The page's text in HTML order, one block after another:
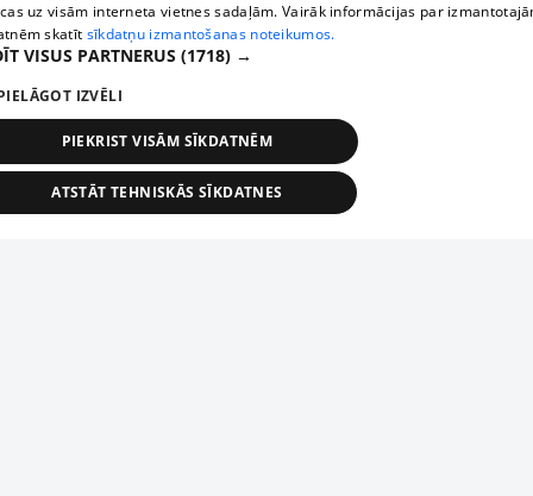
uz visām interneta vietnes sadaļām. Vairāk informācijas par
skatīt sīkdatņu izmantošanas noteikumos.
VISUS PARTNERUS (1718) →
IZVĒLI
PIEKRIST VISĀM SĪKDATNĒM
ATSTĀT TEHNISKĀS SĪKDATNES